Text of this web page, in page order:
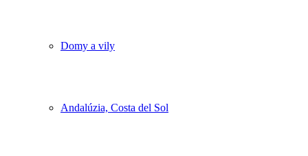
Domy a vily
Andalúzia, Costa del Sol